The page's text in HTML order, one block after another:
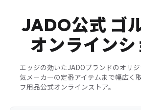
JADO公式 ゴ
オンライン
エッジの効いたJADOブランドのオリ
気メーカーの定番アイテムまで幅広く
フ用品公式オンラインストア。